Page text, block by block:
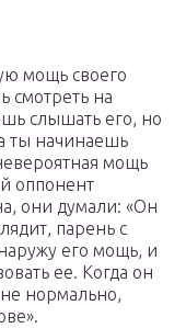
мощь своего
смотреть на
слышать его, но
ты начинаешь
мощь
оппонент
они думали: «Он
парень с
его мощь, и
ее. Когда он
нормально,